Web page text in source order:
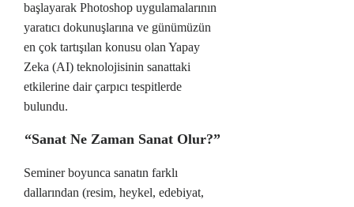
başlayarak Photoshop uygulamalarının
yaratıcı dokunuşlarına ve günümüzün
en çok tartışılan konusu olan Yapay
Zeka (AI) teknolojisinin sanattaki
etkilerine dair çarpıcı tespitlerde
bulundu.
“Sanat Ne Zaman Sanat Olur?”
Seminer boyunca sanatın farklı
dallarından (resim, heykel, edebiyat,